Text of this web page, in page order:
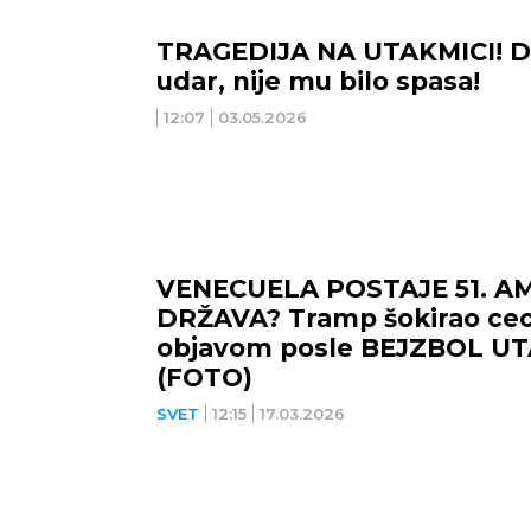
12:07 03.05.2026
TRAGEDIJA NA UTAKMICI!
udar, nije mu bilo spasa!
SVET 12:15 17.03.2026
VENECUELA POSTAJE 51.
DRŽAVA? Tramp šokirao
objavom posle BEJZBOL
(FOTO)
Min temp: 23 °C Max temp:39 °C
Vetar:3
Min